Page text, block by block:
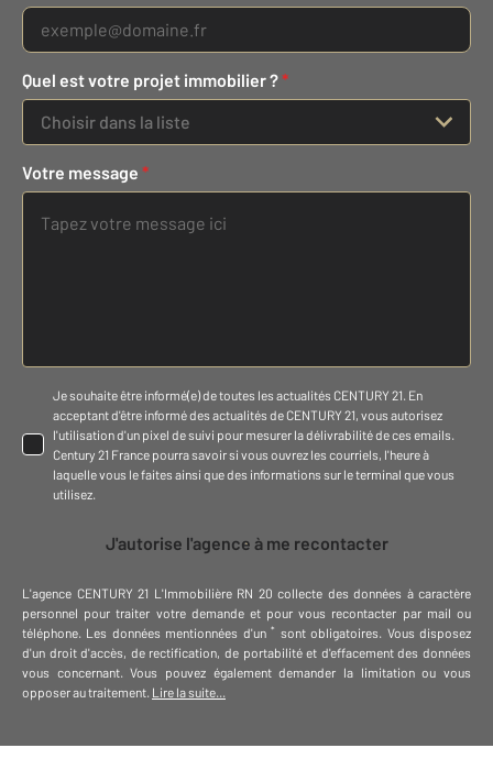
Quel est votre projet immobilier ?*
Choisir dans la liste
Votre message *
Je souhaite être informé(e) de toutes les actualités CENTURY 21. En
acceptant d'être informé des actualités de CENTURY 21, vous autorisez
l'utilisation d'un pixel de suivi pour mesurer la délivrabilité de ces emails.
Century 21 France pourra savoir si vous ouvrez les courriels, l'heure à
laquelle vous le faites ainsi que des informations sur le terminal que vous
utilisez.
J'autorise l'agence à me recontacter
L'agence CENTURY 21 L'Immobilière RN 20 collecte des données à caractère
personnel pour traiter votre demande et pour vous recontacter par mail ou
téléphone. Les données mentionnées d'un * sont obligatoires. Vous disposez
d'un droit d'accès, de rectification, de portabilité et d'effacement des données
vous concernant. Vous pouvez également demander la limitation ou vous
opposer au traitement. Lire la suite...